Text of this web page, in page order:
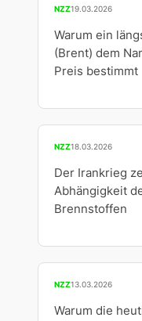
NZZ19.03.2026
Warum ein
(Brent) dem
Preis bestimmt
NZZ18.03.2026
Der Irankrieg
Abhängigkeit
Brennstoffen
NZZ13.03.2026
Warum die